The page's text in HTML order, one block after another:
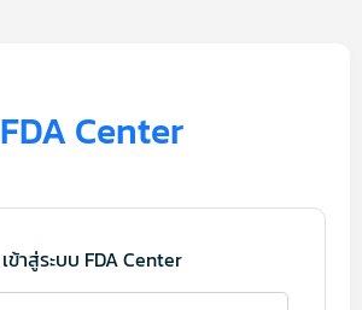
FDA Center
เข้าสู่ระบบ FDA Center